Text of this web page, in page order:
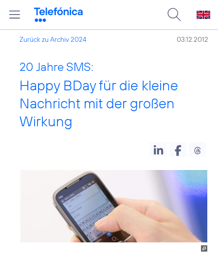
Zurück zu Archiv 2024 03.12.2012
20 Jahre SMS:
Happy BDay für die kleine
Nachricht mit der großen
Wirkung